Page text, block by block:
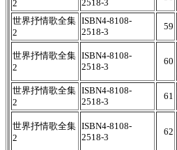
2
2518-3
世界抒情歌全集
2
ISBN4-8108-
2518-3
59
世界抒情歌全集
2
ISBN4-8108-
2518-3
60
世界抒情歌全集
2
ISBN4-8108-
2518-3
61
世界抒情歌全集
2
ISBN4-8108-
2518-3
62